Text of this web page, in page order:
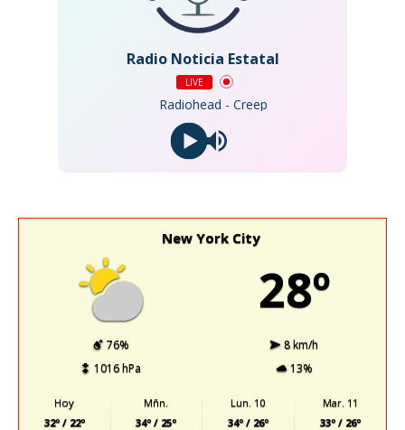
Radio Noticia Estatal
LIVE
Radiohead - Creep
New York City
28º
76%
8 km/h
1016 hPa
13%
Hoy
32º / 22º
Mñn.
34º / 25º
Lun. 10
34º / 26º
Mar. 11
33º / 26º